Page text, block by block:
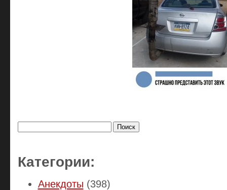
Категории:
Анекдоты (398)